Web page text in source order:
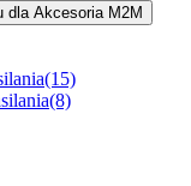
dla Akcesoria M2M
(15)
(8)